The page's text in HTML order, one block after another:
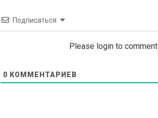
Подписаться
Please login to comment
0 КОММЕНТАРИЕВ